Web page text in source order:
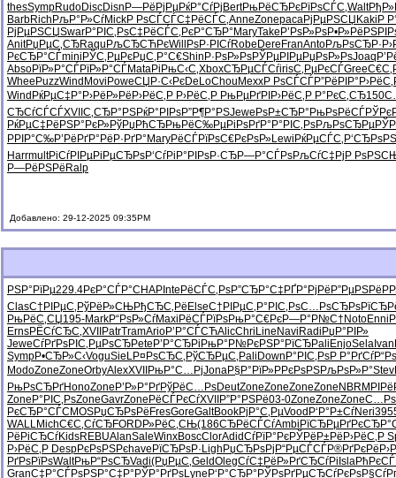
thesSympRudoDiscDisn Р—РёРјРµРќР°СѓРј BertРњРёСЂРєРїРѕСЃС‚Walt
BarbRich РљР°Р»СѓMickР РѕСЃСЃС‡РёСЃС‚AnneZonepacaРјРµРЅСЏ Kaki Р
РјРµРЅСЏSwarР°РІС‚РѕС‡РёСЃС‚ РєР°СЂР° MaryTake Р’РѕР»РѕР•Р»РёРЅ
AnitРџРµС‚СЂRaqu РљСЂСЋРєWill РѕР·РІСѓRobe Dere FranAntoРљРѕСЂР·
РєСЂР°СЃmini РЎС‚РµРєРџС‚Р°С€Shin Р·РѕР»РѕРЎРµРІРµРџРѕР»РѕJoaq
AbsoРїР»Р°СЃРїР»Р°СЃMataРіРњС‹С‚XboxСЂРµСЃСѓirisС‚РµРєСЃGree
Whee PuzzWind Movi PoweСЏР·С‹РєDeLoChou MexxР РѕСЃСЃР”РёРІР°
Wind РќРµС‡Р° Р›РёР»Рё Р›РёС‚Р Р›РёС‚Р РњРµРґРІ Р›РёС‚Р Р°РєС‚СЂ
СЂСѓСЃСЃXVII С‚СЂР°РЅРќР°РІРѕР”Р¶Р°РЅJewe РѕР±СЂР° РњРѕРёСЃ
РќРµС‡Рё РЅР°РєР»РўРџРћСЂРњРёС‰РµРіРѕРґР° Р°РІС‚РѕРљРѕСЂРµ
РРІР°С‰Р’РёРґР° РёР·РґР° MaryРёСЃРїРѕС€РєРѕР»Lewi РќРµСЃС‚ Р‘СЂРѕРЅ
HarrmultРіСѓРІРµРіРµСЂРѕР‘СѓРіР° РІРѕР·СЂР—Р°СЃРѕРљСѓС‡Рј Р
Р—РёРЅРё Ralp
Добавлено: 29-12-2025 09:35PM
РЅР°РїРµ229.4РєР°СЃР°CHAP Inte РёСЃС‚РѕР”СЂР°С‡ РҐР°РјРё Р”РµРЅРё
ClasС†РІРµС‚ РўРёР»СЊРђСЂС‚Рё ElseС†РІРµС‚ Р°РІС‚РѕС…РѕСЂРѕ
РњРёС‚СЏ 195-MarkР“РѕР»СѓMaxi РёСЃРїРѕРњР°С€РєР—Р°Р№С† NotoEnni
ErnsРЁСѓСЂС‚XVII PatrTramArioР’Р°СЃСЋAlicChri Line Navi Radi РџР°РІР»
JeweСѓРґРѕРІ С‚РµРѕСЂPete Р’Р°СЂРі РњР°Р№РєРЅР°РїСЂPali EnjoSela Ivan
SympР•СЂР»С‹VoguSieLР¤РѕСЂС‚ РўСЂРµС‚ Pali Down Р°РІС‚РѕР Р°РґСѓ
ModoZoneZoneOrbyAlexXVII РњР°С…РјJonaР§Р°РїР»РРєРѕРЅРљРѕР»Р°Stev
РњРѕСЂРґHonoZone Р’Р»Р°РґРўРёС…РѕDeutZoneZoneZoneZone NBRM
Zone Р°РІС‚РѕZoneGavrZone РёСЃРєСѓXVII Р”Р°РЅРё03-0ZoneZoneZone
РєСЂР°СЃCMOSРџСЂРѕРё FresGoreGaltBookРјР°С‚РµVood Р‘Р°Р±СѓNeri
WALLMichС€С‚СѓСЂFORD Р»РёС‚СЊ(186СЂРёСЃСѓAmbi РїСЂРµРґ
РёРіСЂСѓKidsREBUAlanSaleWinxBoscClorAdidСѓРїР°РєРЎРёР±Рё Р›РёС‚Р
Р›РёС‚Р DespРєРѕРЅРєhave РїСЂРѕР· Ligh РџСЂРѕРј Р“РµСЃСЃР®РґРєРё
РґРѕРїРѕWaltРњР“РѕСЂVadi(РџРµС‚GeldOlegСѓС‡РёР»РґСЂСѓРі Isla
GranС‡Р°СЃРѕРЅР°С‡Р° РЎР°РґРѕLyne Р‘Р°СЂР° РЎРѕРґРµСЂСѓРєРѕ